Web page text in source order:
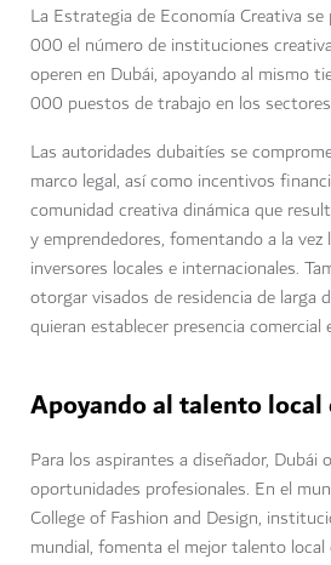
La Estrategia de Economía Creativa
000 el número de instituciones
operen en Dubái, apoyando al mismo
000 puestos de trabajo en los
Las autoridades dubaitíes se
marco legal, así como incentivos
comunidad creativa dinámica que
y emprendedores, fomentando a la
inversores locales e internacionales.
otorgar visados de residencia de larga
quieran establecer presencia comercial
Apoyando al talento
Para los aspirantes a diseñador, Dubái
oportunidades profesionales. En el
College of Fashion and Design,
mundial, fomenta el mejor talento local